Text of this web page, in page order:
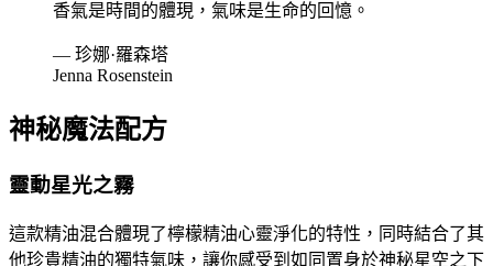
香氣是時間的體現，氣味是生命的回憶。
— 珍娜·羅森塔
Jenna Rosenstein
神秘魔法配方
靈動星光之霧
這款精油混合體現了檸檬精油心靈淨化的特性，同時結合了其
他珍貴精油的獨特氣味，讓你感受到如同置身於神秘星空之下